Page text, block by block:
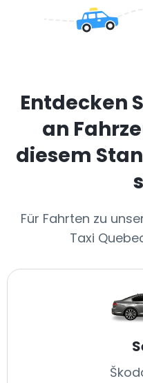
Entdecken
an
diesem
Für Fahrten zu
Taxi